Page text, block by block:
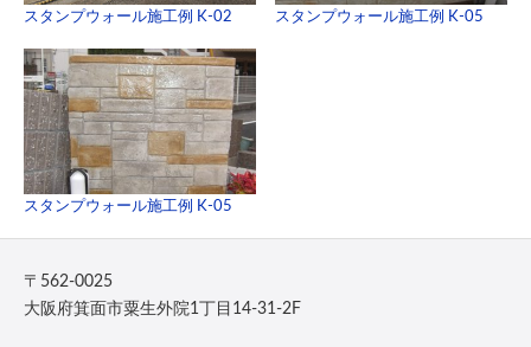
スタンプウォール施工例 K-02 スタンプウォール施工例 K-05
スタンプウォール施工例 K-05
〒562-0025
大阪府箕面市粟生外院1丁目14-31-2F